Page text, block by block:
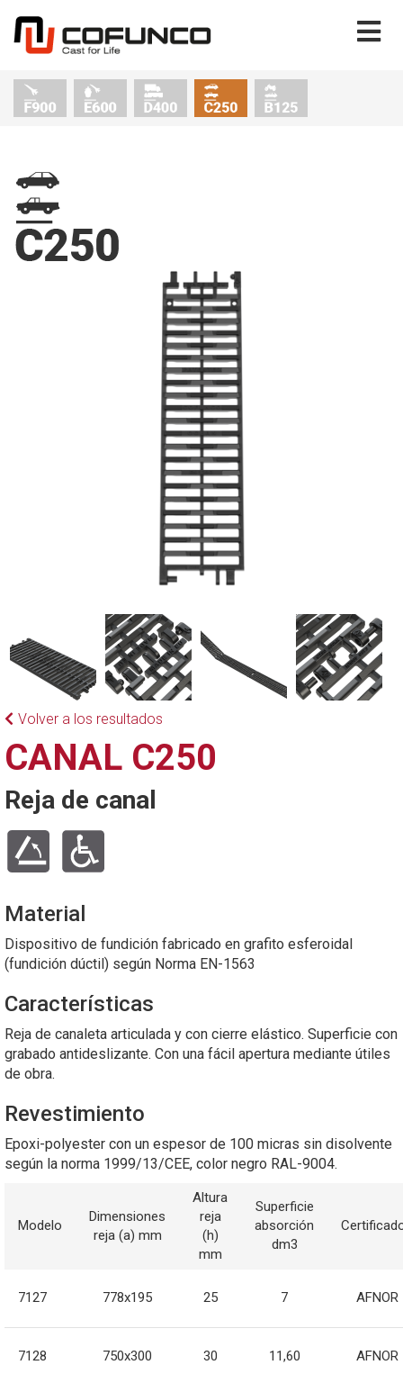
Volver a los resultados
CANAL C250
Reja de canal
Material
Dispositivo de fundición fabricado en grafito esferoidal
(fundición dúctil) según Norma EN-1563
Características
Reja de canaleta articulada y con cierre elástico. Superficie con
grabado antideslizante. Con una fácil apertura mediante útiles
de obra.
Revestimiento
Epoxi-polyester con un espesor de 100 micras sin disolvente
según la norma 1999/13/CEE, color negro RAL-9004.
Modelo
Dimensiones
reja (a) mm
Altura
reja
(h)
mm
Superficie
absorción
dm3
7127 778x195 25 7 AFNOR
7128 750x300 30 11,60 AFNOR